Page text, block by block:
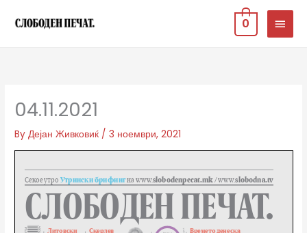
MAIN
0
04.11.2021
ByДејан Живковиќ /3 ноември, 2021